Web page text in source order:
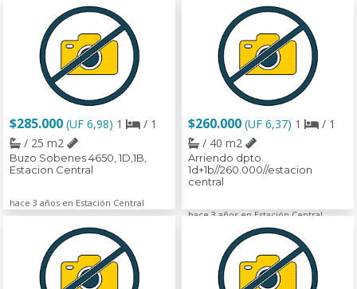
$285.000 (UF 6,98) 1
/ 1
/ 25 m2
Buzo Sobenes 4650, 1D,1B,
Estacion Central
hace 3 años en Estación Central
$260.000 (UF 6,37) 1
/ 1
/ 40 m2
Arriendo dpto.
1d+1b//260.000//estacion
central
hace 3 años en Estación Central